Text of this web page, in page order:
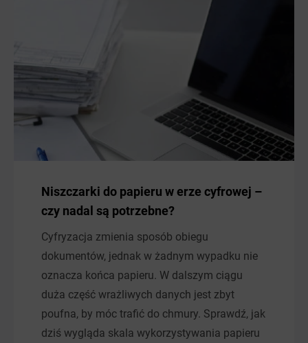
Niszczarki do papieru w erze cyfrowej –
czy nadal są potrzebne?
Cyfryzacja zmienia sposób obiegu
dokumentów, jednak w żadnym wypadku nie
oznacza końca papieru. W dalszym ciągu
duża część wrażliwych danych jest zbyt
poufna, by móc trafić do chmury. Sprawdź, jak
dziś wygląda skala wykorzystywania papieru